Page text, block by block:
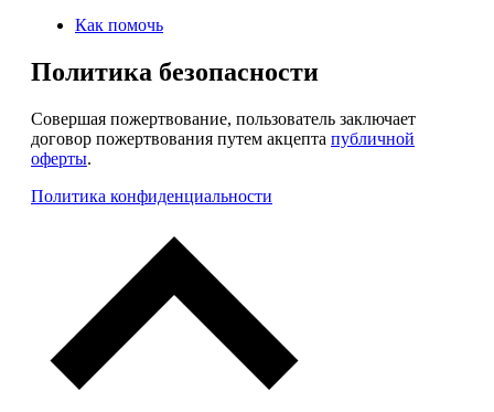
Как помочь
Политика безопасности
Совершая пожертвование, пользователь заключает
договор пожертвования путем акцепта публичной
оферты.
Политика конфиденциальности